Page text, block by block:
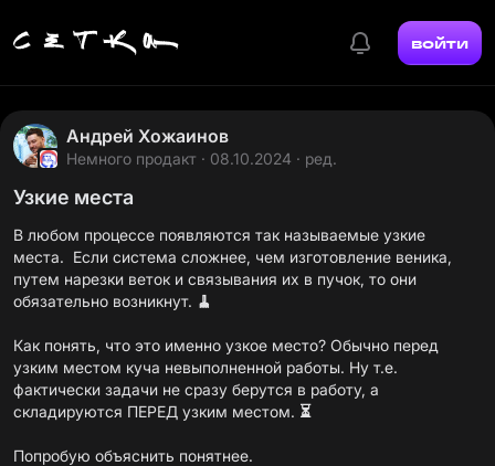
войти
Андрей Хожаинов
Немного продакт · 08.10.2024 · ред.
Узкие места
В любом процессе появляются так называемые узкие
места. Если система сложнее, чем изготовление веника,
путем нарезки веток и связывания их в пучок, то они
обязательно возникнут. 🧹
Как понять, что это именно узкое место? Обычно перед
узким местом куча невыполненной работы. Ну т.е.
фактически задачи не сразу берутся в работу, а
складируются ПЕРЕД узким местом. ⏳
Попробую объяснить понятнее.